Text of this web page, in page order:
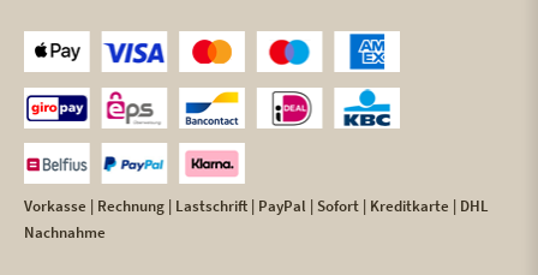
Vorkasse | Rechnung | Lastschrift | PayPal | Sofort | Kreditkarte | DHL
Nachnahme